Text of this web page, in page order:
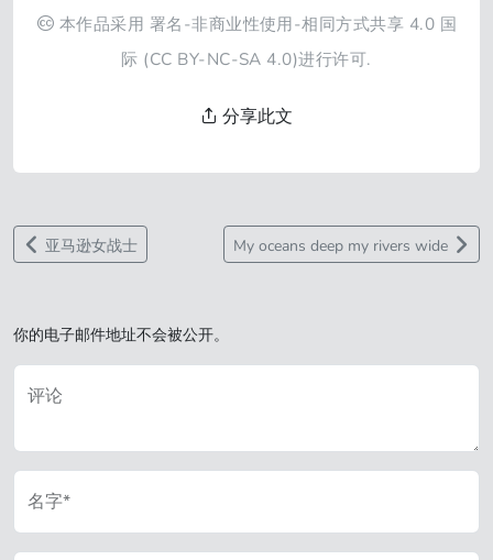
本作品采用 署名-非商业性使用-相同方式共享 4.0 国
际 (CC BY-NC-SA 4.0)进行许可.
分享此文
亚马逊女战士 My oceans deep my rivers wide
你的电子邮件地址不会被公开。
评论
名字*